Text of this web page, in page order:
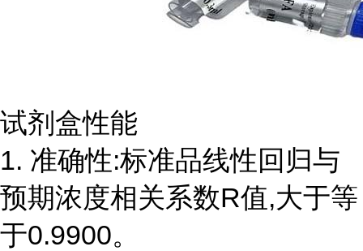
试剂盒性能
1. 准确性:标准品线性回归与
预期浓度相关系数R值,大于等
于0.9900。